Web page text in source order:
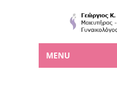
MENU